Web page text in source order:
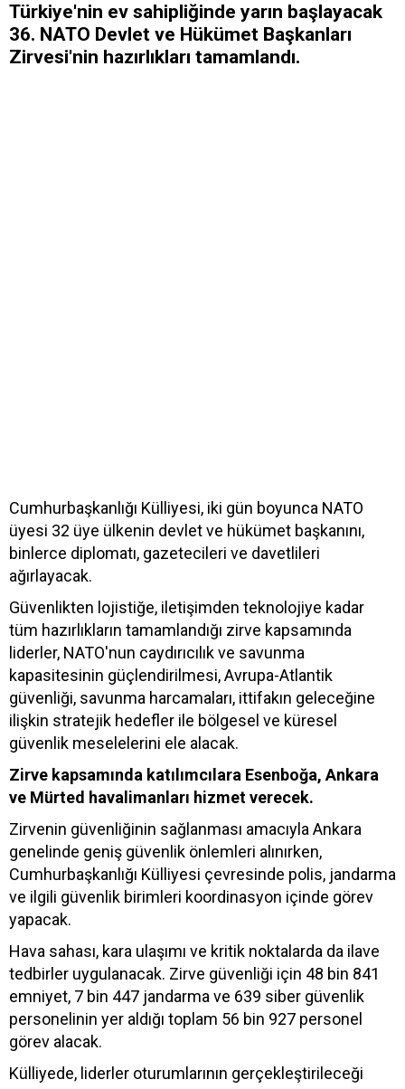
Türkiye'nin ev sahipliğinde yarın başlayacak
36. NATO Devlet ve Hükümet Başkanları
Zirvesi'nin hazırlıkları tamamlandı.
Cumhurbaşkanlığı Külliyesi, iki gün boyunca NATO
üyesi 32 üye ülkenin devlet ve hükümet başkanını,
binlerce diplomatı, gazetecileri ve davetlileri
ağırlayacak.
Güvenlikten lojistiğe, iletişimden teknolojiye kadar
tüm hazırlıkların tamamlandığı zirve kapsamında
liderler, NATO'nun caydırıcılık ve savunma
kapasitesinin güçlendirilmesi, Avrupa-Atlantik
güvenliği, savunma harcamaları, ittifakın geleceğine
ilişkin stratejik hedefler ile bölgesel ve küresel
güvenlik meselelerini ele alacak.
Zirve kapsamında katılımcılara Esenboğa, Ankara
ve Mürted havalimanları hizmet verecek.
Zirvenin güvenliğinin sağlanması amacıyla Ankara
genelinde geniş güvenlik önlemleri alınırken,
Cumhurbaşkanlığı Külliyesi çevresinde polis, jandarma
ve ilgili güvenlik birimleri koordinasyon içinde görev
yapacak.
Hava sahası, kara ulaşımı ve kritik noktalarda da ilave
tedbirler uygulanacak. Zirve güvenliği için 48 bin 841
emniyet, 7 bin 447 jandarma ve 639 siber güvenlik
personelinin yer aldığı toplam 56 bin 927 personel
görev alacak.
Külliyede, liderler oturumlarının gerçekleştirileceği